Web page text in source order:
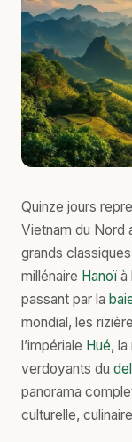
Quinze jours
Vietnam du Nord
grands
millénaire Hanoï à
passant par la
mondial, les
l’impériale Hué,
verdoyants du
panorama
culturelle,